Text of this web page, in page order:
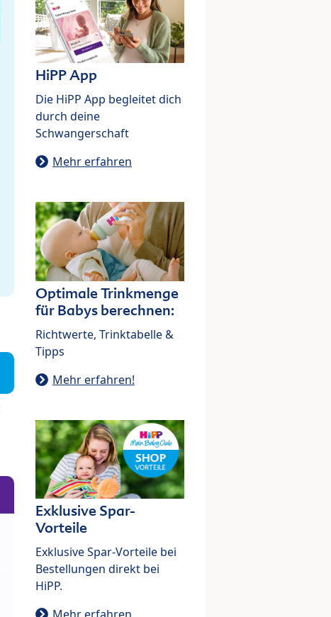
HiPP App
Die HiPP App begleitet dich
durch deine
Schwangerschaft
Mehr erfahren
Optimale Trinkmenge
für Babys berechnen:
Richtwerte, Trinktabelle &
Tipps
Mehr erfahren!
Exklusive Spar-
Vorteile
Exklusive Spar-Vorteile bei
Bestellungen direkt bei
HiPP.